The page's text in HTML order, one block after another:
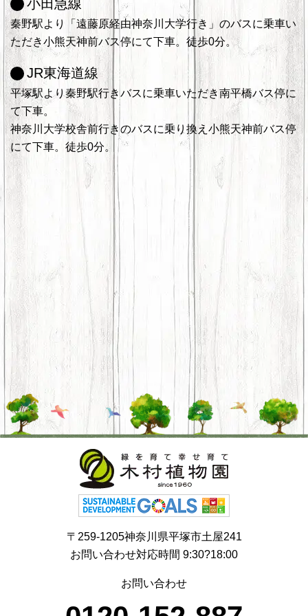
小田急線
秦野駅より「遠藤原経由神奈川大学行き」のバスに乗車い
ただき小熊天神前バス停にて下車。徒歩0分。
JR東海道線
平塚駅より秦野駅行きバスに乗車いただき南平橋バス停に
て下車。
神奈川大学校舎前行きのバスに乗り換え小熊天神前バス停
にて下車。徒歩0分。
〒259-1205神奈川県平塚市土屋241
お問い合わせ対応時間 9:30?18:00
お問い合わせ